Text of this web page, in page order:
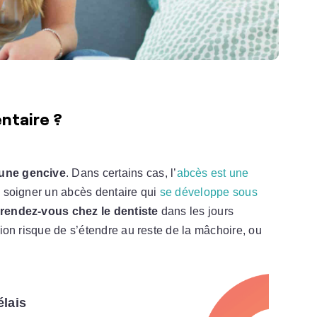
?
gencive. Dans certains cas, l’abcès est une
un abcès dentaire qui se développe sous
vous chez le dentiste dans les jours
risque de s’étendre au reste de la mâchoire, ou